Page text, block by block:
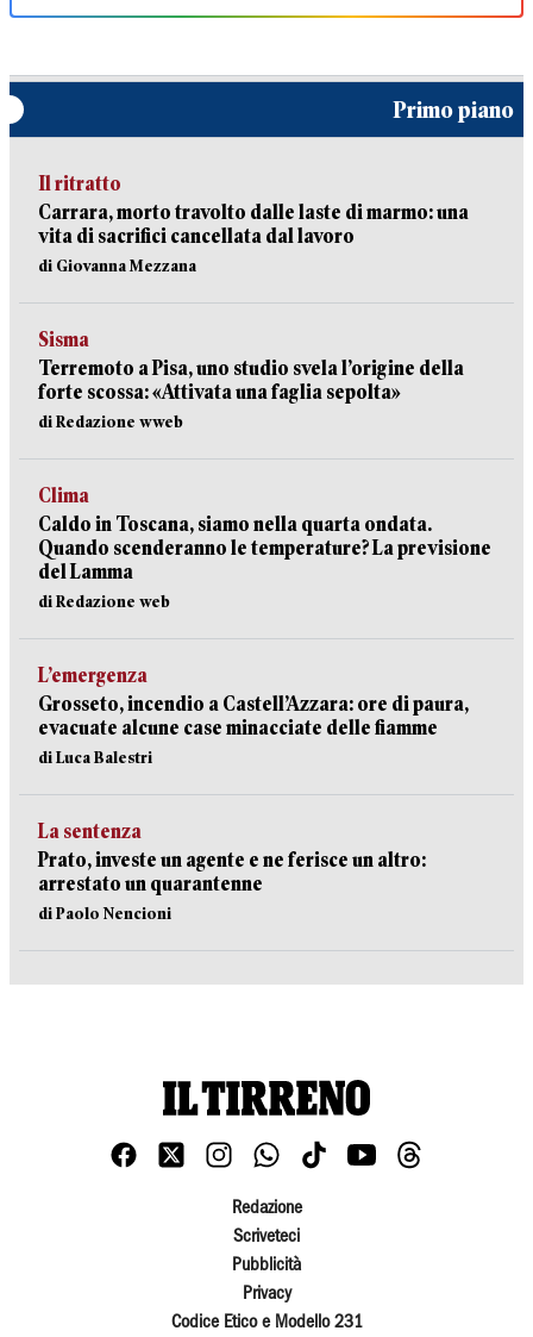
Primo piano
Il ritratto
Carrara, morto travolto dalle laste di marmo: una
vita di sacrifici cancellata dal lavoro
di Giovanna Mezzana
Sisma
Terremoto a Pisa, uno studio svela l’origine della
forte scossa: «Attivata una faglia sepolta»
di Redazione wweb
Clima
Caldo in Toscana, siamo nella quarta ondata.
Quando scenderanno le temperature? La previsione
del Lamma
di Redazione web
L’emergenza
Grosseto, incendio a Castell’Azzara: ore di paura,
evacuate alcune case minacciate delle fiamme
di Luca Balestri
La sentenza
Prato, investe un agente e ne ferisce un altro:
arrestato un quarantenne
di Paolo Nencioni
Redazione
Scriveteci
Pubblicità
Privacy
Codice Etico e Modello 231